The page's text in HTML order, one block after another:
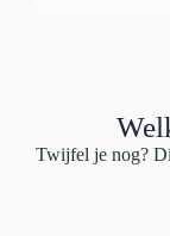
Twijfel je nog?